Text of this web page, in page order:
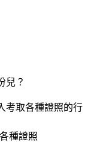
兒？
考取各種證照的行
種證照